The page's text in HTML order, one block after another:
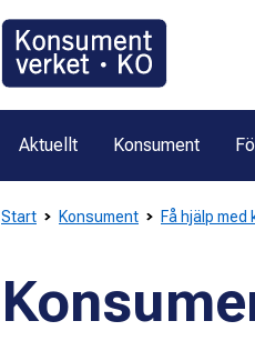
Aktuellt Konsument
Start Konsument Få hjälp